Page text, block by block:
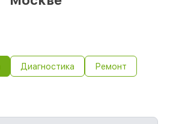
Диагностика Ремонт